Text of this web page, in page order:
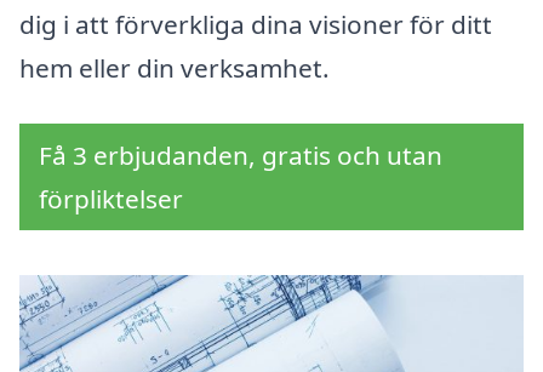
dig i att förverkliga dina visioner för ditt
hem eller din verksamhet.
Få 3 erbjudanden, gratis och utan
förpliktelser